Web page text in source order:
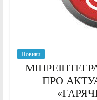
Новини
ПРО